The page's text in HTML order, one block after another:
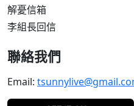
解憂信箱
李組長回信
聯絡我們
Email: